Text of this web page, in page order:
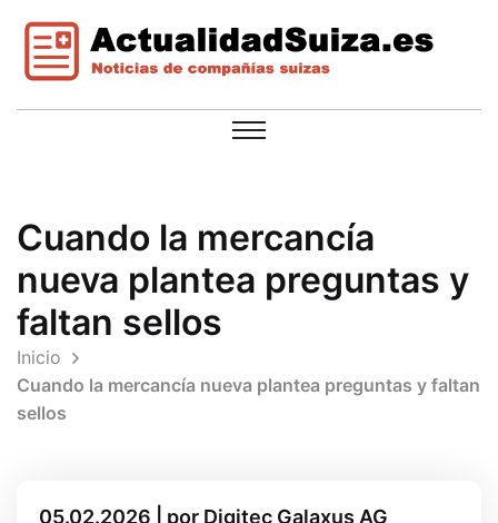
Cuando la mercancía
nueva plantea preguntas y
faltan sellos
Inicio
Cuando la mercancía nueva plantea preguntas y faltan
sellos
05.02.2026 | por Digitec Galaxus AG